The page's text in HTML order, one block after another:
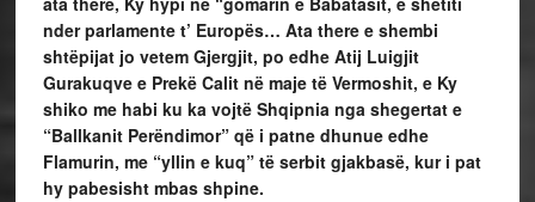
nder parlamente t’ Europës… Ata there e shembi
shtëpijat jo vetem Gjergjit, po edhe Atij Luigjit
Gurakuqve e Prekë Calit në maje të Vermoshit, e Ky
shiko me habi ku ka vojtë Shqipnia nga shegertat e
“Ballkanit Perëndimor” që i patne dhunue edhe
Flamurin, me “yllin e kuq” të serbit gjakbasë, kur i pat
hy pabesisht mbas shpine.